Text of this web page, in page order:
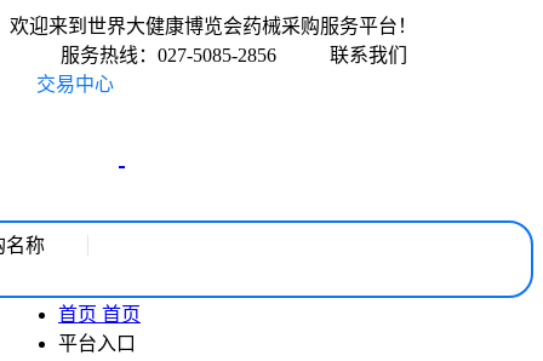
欢迎来到世界大健康博览会药械采购服务平台！
服务热线：027-5085-2856
联系我们
交易中心
名称
首页 首页
平台入口